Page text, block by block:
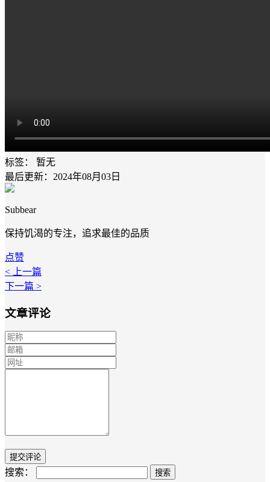
标签：
暂无
最后更新：2024年08月03日
Subbear
保持饥渴的专注，追求最佳的品质
点赞
< 上一篇
下一篇 >
文章评论
搜索：